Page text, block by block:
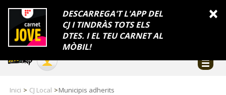
×
DESCARREGA'T L'APP DEL
CJ I TINDRÀS TOTS ELS
DTES. I EL TEU CARNET AL
MÒBIL!
Català
Temes
Serveis Generalitat Catalunya Seu electrònica
FES-TE EL CJ
COL·LABORADORS
CONTACTE
Inici CJ Local Municipis adherits